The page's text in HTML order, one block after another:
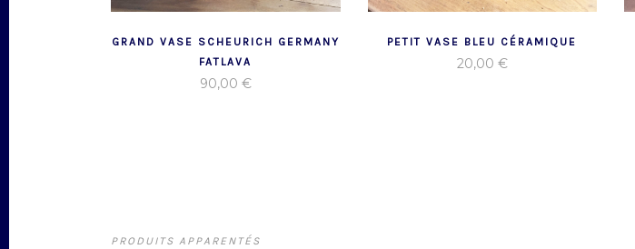
GRAND VASE SCHEURICH GERMANY
FATLAVA
90,00 €
PETIT VASE BLEU CÉRAMIQUE
20,00 €
PRODUITS APPARENTÉS